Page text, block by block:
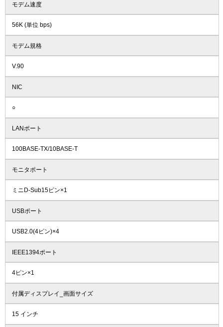
モデム速度
56K (単位 bps)
モデム規格
V.90
NIC
○
LANポート
100BASE-TX/10BASE-T
モニタポート
ミニD-Sub15ピン×1
USBポート
USB2.0(4ピン)×4
IEEE1394ポート
4ピン×1
付属ディスプレイ_画面サイズ
15 インチ